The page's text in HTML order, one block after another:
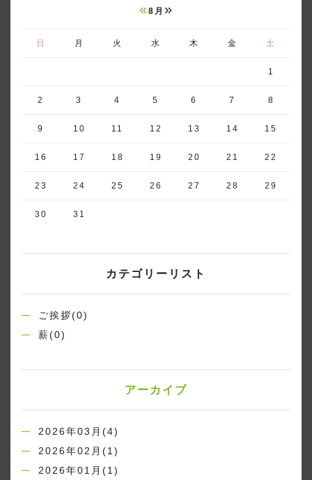
«8月 »
日 月 火 水 木 金 土
1
2 3 4 5 6 7 8
9 10 11 12 13 14 15
16 17 18 19 20 21 22
23 24 25 26 27 28 29
30 31
カテゴリーリスト
ご挨拶(0)
薪(0)
アーカイブ
2026年03月(4)
2026年02月(1)
2026年01月(1)